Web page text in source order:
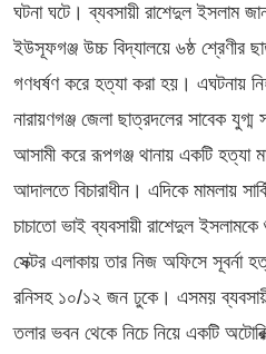
ঘটনা ঘটে। ব্যবসায়ী রাশেদুল ইসলাম
ইউসূফগঞ্জ উচ্চ বিদ্যালয়ে ৬ষ্ঠ শ্রেণীর
গণধর্ষণ করে হত্যা করা হয়। এঘটনায়
নারায়ণগঞ্জ জেলা ছাত্রদলের সাবেক
আসামী করে রূপগঞ্জ থানায় একটি হত্যা
আদালতে বিচারাধীন। এদিকে মামলায়
চাচাতো ভাই ব্যবসায়ী রাশেদুল
সেক্টর এলাকায় তার নিজ অফিসে সূবর্না
রনিসহ ১০/১২ জন ঢুকে। এসময়
তলার ভবন থেকে নিচে নিয়ে একটি